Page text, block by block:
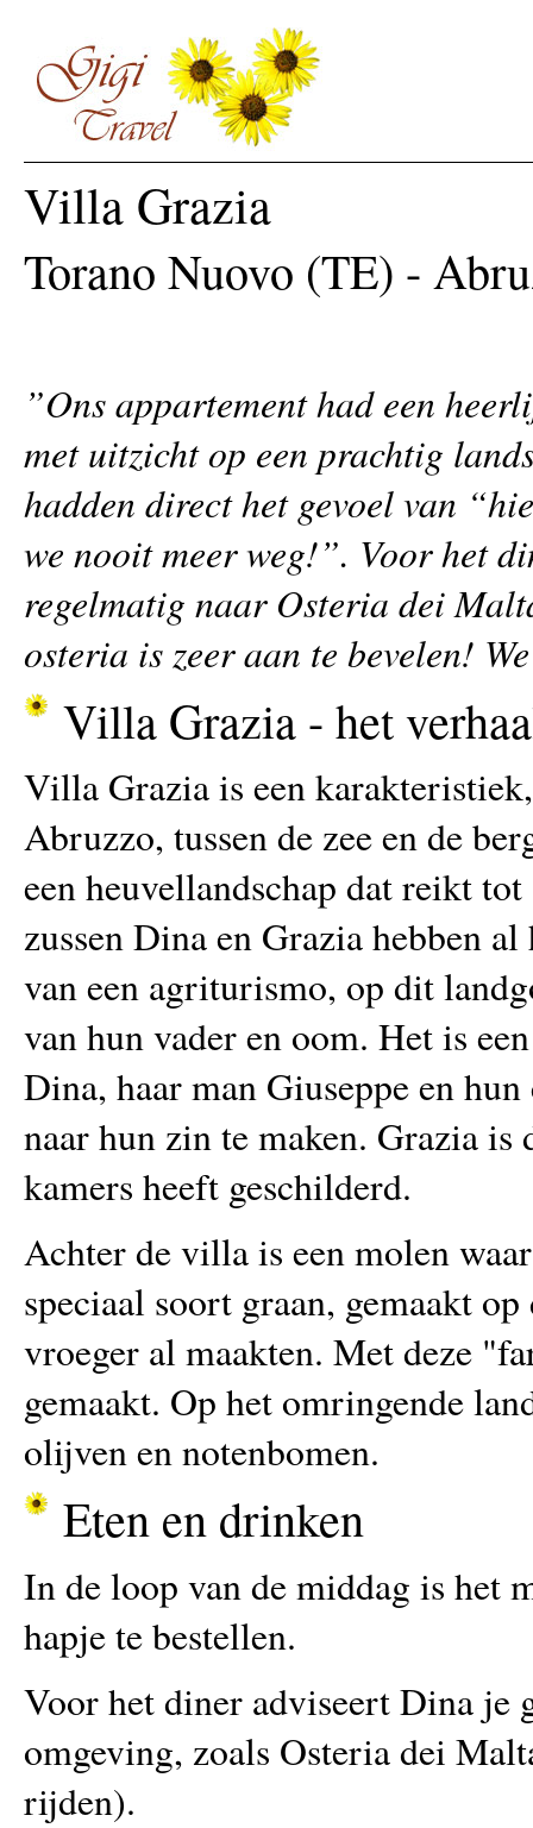
Villa Grazia
Torano Nuovo (TE) -
”Ons appartement had een
met uitzicht op een prachtig
hadden direct het gevoel van
we nooit meer weg!”. Voor het
regelmatig naar Osteria dei
osteria is zeer aan te bevelen!
Villa Grazia - het
Villa Grazia is een
Abruzzo, tussen de zee en de
een heuvellandschap dat reikt
zussen Dina en Grazia hebben
van een agriturismo, op dit
van hun vader en oom. Het is
Dina, haar man Giuseppe en
naar hun zin te maken. Grazia
kamers heeft geschilderd.
Achter de villa is een molen
speciaal soort graan, gemaakt
vroeger al maakten. Met deze
gemaakt. Op het omringende
olijven en notenbomen.
Eten en drinken
In de loop van de middag is het
hapje te bestellen.
Voor het diner adviseert Dina je
omgeving, zoals Osteria dei
rijden).